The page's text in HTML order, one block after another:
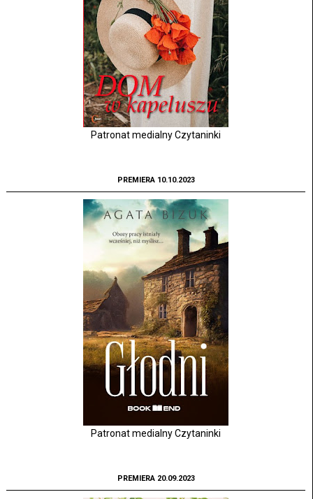
Patronat medialny Czytaninki
PREMIERA 10.10.2023
Patronat medialny Czytaninki
PREMIERA 20.09.2023